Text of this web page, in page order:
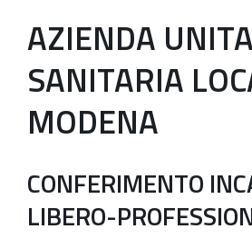
AZIENDA
SANITARIA
MODENA
CONFERIMENTO
LIBERO-